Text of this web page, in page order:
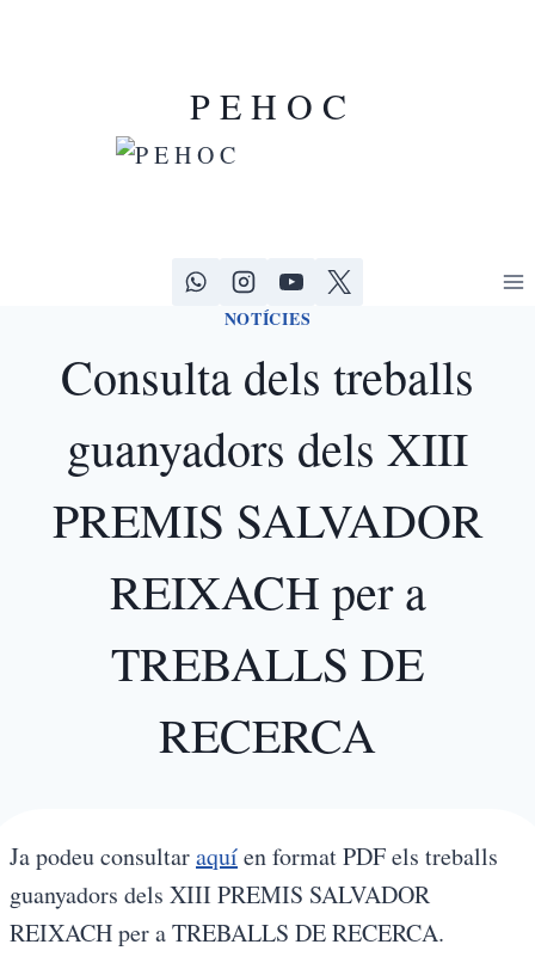
P E H O C
NOTÍCIES
Consulta dels treballs
guanyadors dels XIII
PREMIS SALVADOR
REIXACH per a
TREBALLS DE
RECERCA
Ja podeu consultaraquíen format PDF els treballs
guanyadors dels XIII PREMIS SALVADOR
REIXACH per a TREBALLS DE RECERCA.